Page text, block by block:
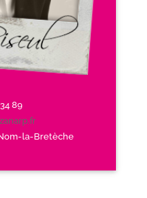
89
la-Bretèche